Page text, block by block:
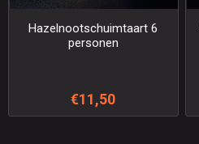
Hazelnootschuimtaart 6
personen
€11,50